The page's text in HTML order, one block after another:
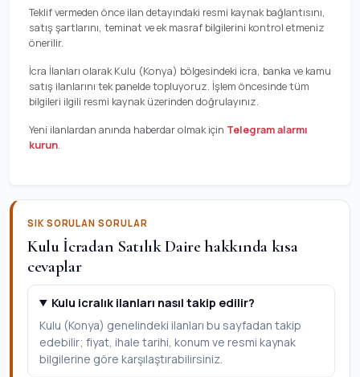
Teklif vermeden önce ilan detayındaki resmi kaynak bağlantısını,
satış şartlarını, teminat ve ek masraf bilgilerini kontrol etmeniz
önerilir.
İcra İlanları olarak Kulu (Konya) bölgesindeki icra, banka ve kamu
satış ilanlarını tek panelde topluyoruz. İşlem öncesinde tüm
bilgileri ilgili resmi kaynak üzerinden doğrulayınız.
Yeni ilanlardan anında haberdar olmak için Telegram alarmı
kurun.
SIK SORULAN SORULAR
Kulu İcradan Satılık Daire hakkında kısa
cevaplar
Kulu icralık ilanları nasıl takip edilir?
Kulu (Konya) genelindeki ilanları bu sayfadan takip
edebilir; fiyat, ihale tarihi, konum ve resmi kaynak
bilgilerine göre karşılaştırabilirsiniz.